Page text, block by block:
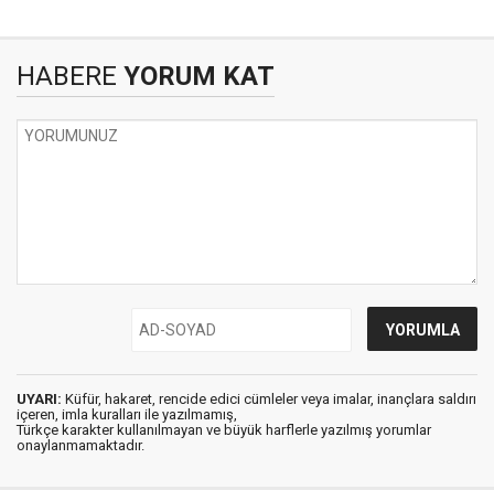
HABERE YORUM KAT
UYARI: Küfür, hakaret, rencide edici cümleler veya imalar, inançlara saldırı
içeren, imla kuralları ile yazılmamış,
Türkçe karakter kullanılmayan ve büyük harflerle yazılmış yorumlar
onaylanmamaktadır.